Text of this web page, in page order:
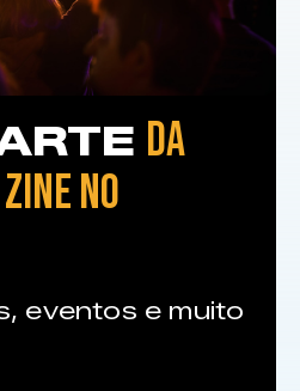
DA
NO
eventos e muito